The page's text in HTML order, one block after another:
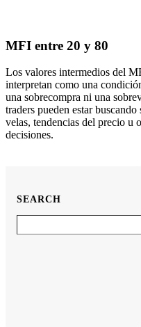
MFI entre 20 y 80
Los valores intermedios del
interpretan como una
una sobrecompra ni una
traders pueden estar
velas, tendencias del precio u
decisiones.
SEARCH